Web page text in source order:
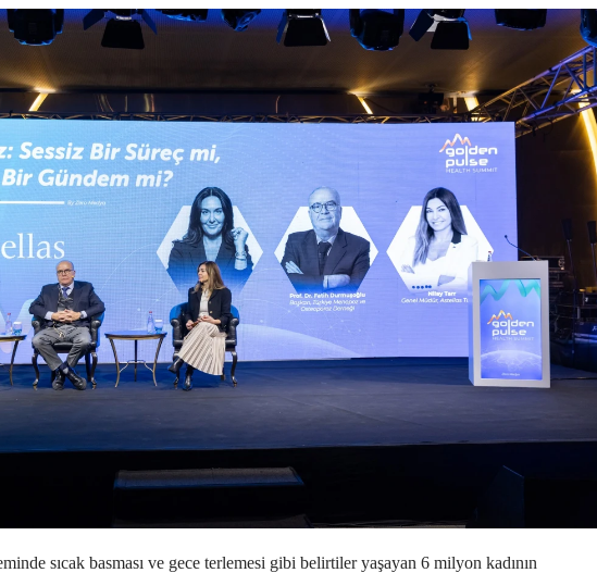
sıcak basması ve gece terlemesi gibi belirtiler yaşayan 6 milyon kadının